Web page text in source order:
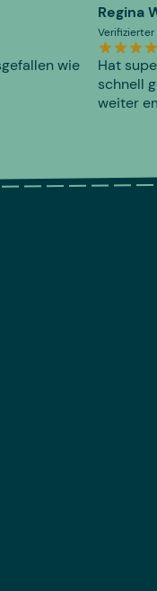
wie
Regina
Hat
schnell
weiter